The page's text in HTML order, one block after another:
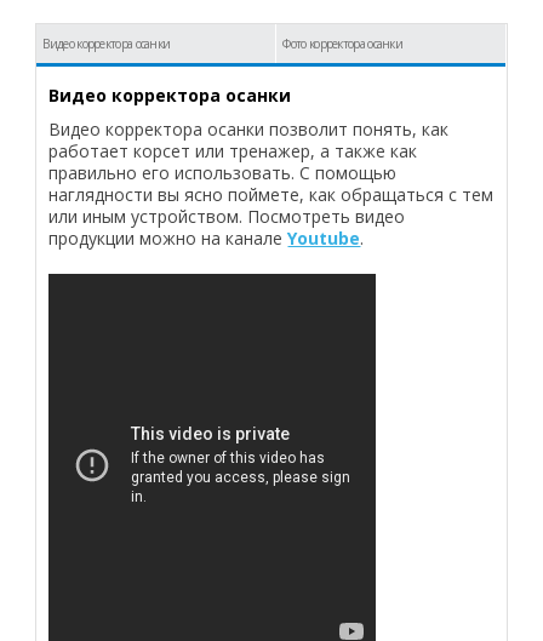
Видео корректора осанки Фото корректора осанки
Видео корректора осанки
Видео корректора осанки позволит понять, как
работает корсет или тренажер, а также как
правильно его использовать. С помощью
наглядности вы ясно поймете, как обращаться с тем
или иным устройством. Посмотреть видео
продукции можно на каналеYoutube.